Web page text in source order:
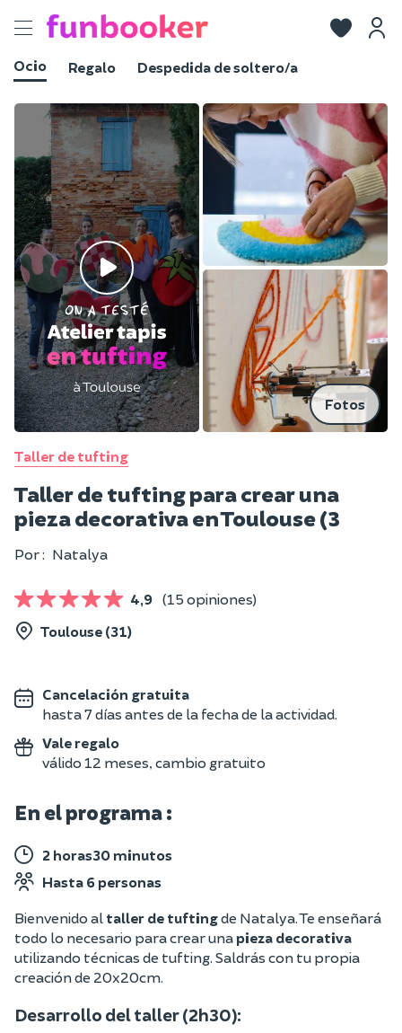
Toggle
Ocio
Regalo Despedida de soltero/a
Fotos
Taller de tufting
Taller de tufting para crear una
pieza decorativa en Toulouse (3
Por : Natalya
4,9 (15 opiniones)
Toulouse (31)
Cancelación gratuita
hasta 7 días antes de la fecha de la actividad.
Vale regalo
válido 12 meses, cambio gratuito
En el programa :
2 horas30 minutos
Hasta 6 personas
Bienvenido al taller de tuftingde Natalya. Te enseñará
todo lo necesario para crear unapieza decorativa
utilizando técnicas de tufting. Saldrás con tu propia
creación de 20x20cm.
Desarrollo del taller (2h30):